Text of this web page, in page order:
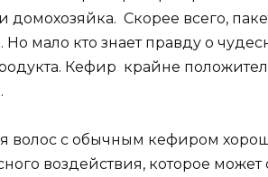
домохозяйка. Скорее всего,
Но мало кто знает правду о
Кефир крайне
волос с обычным кефиром
воздействия, которое